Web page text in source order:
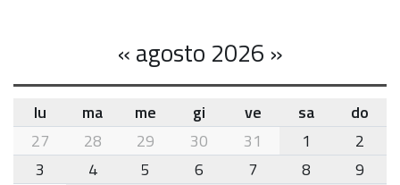
«agosto 2026 »
month-
8
lu ma me gi ve sa
do
27
28 29 30 31 1
2
3
4 5 6 7 8
9